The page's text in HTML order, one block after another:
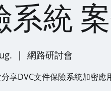
系統
  |
網路研討會
享DVC文件保險系統加密應